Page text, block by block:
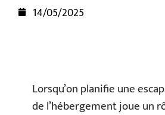
14/05/2025
Lorsqu’on planifie une
de l’hébergement joue un